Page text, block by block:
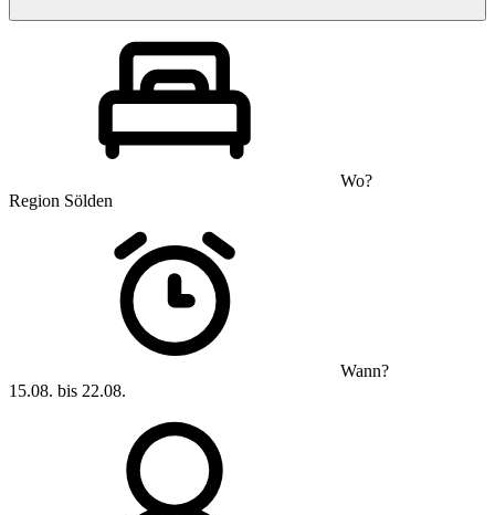
Wo?
Region Sölden
Wann?
15.08. bis 22.08.